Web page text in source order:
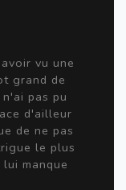
vu une
grand de
pas pu
d'ailleur
de ne pas
le plus
manque